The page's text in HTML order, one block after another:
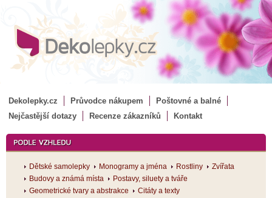
Dekolepky.cz Průvodce nákupem
Poštovné a balné
Nejčastější dotazy
Recenze zákazníků Kontakt
Dětské samolepky Monogramy a jména Rostliny
Zvířata
Budovy a známá místa
Postavy, siluety a tváře
Geometrické tvary a abstrakce
Citáty a texty